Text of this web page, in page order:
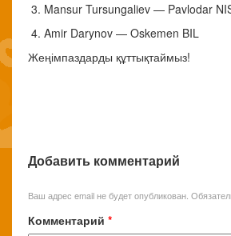
3. Mansur Tursungaliev — Pavlodar
4. Amir Darynov — Oskemen BIL
Жеңімпаздарды құттықтаймыз!
Добавить комментарий
Ваш адрес email не будет опубликован.
Комментарий *